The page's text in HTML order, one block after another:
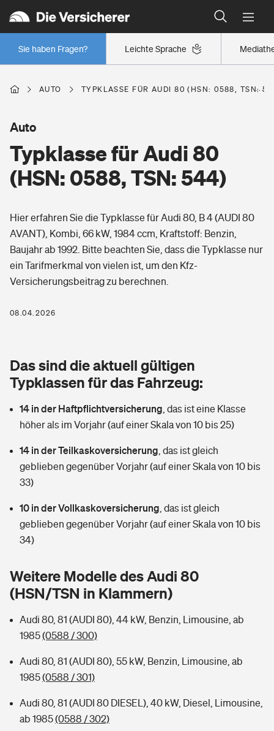
Leichte Sprache
Sie haben Fragen?
Wer versichert was: Jetzt Versicherer finden
Regionalklassen: So ist Ihre Region eingestuft
Wer versichert was: Jetzt Versicherer finden
Berufsunfähigkeitsversicherung
Erwerbsunfähigkeitsversicherung
Grundfähigkeitsversicherung
Arbeitsrechtsschutz
Berufshaftpflichtversicherung
Zur Übersicht
Tools
Wer versichert was: Jetzt Versicherer finden
Sie haben Fragen?
Wohnen
Glasversicherung
Mietkautionsversicherung
Restkreditversicherung
Tools
Hochwasser-Check: Wie gefährdet ist Ihr Haus?
Sie haben Fragen?
Freizeit
Pri­vate Haft­pflicht­
Kinderunfall­ver­si­che­rung
Kinderinvalidität
Reiseversicherung
Hundehalter-Haftpflicht
Handyversicherung
Private Cyberversicherung
Zur Übersicht
Kinderunfall-Check: Mehr Sicherheit für deine Kids
Gesundheit
Private Krankenversicherung
Dread-Disease-Versicherung
Tierkrankenversicherung
Tools
Wer versichert was: Jetzt Versicherer finden
Rentenrechner: Wie viel Geld bekomme ich im Alter?
AUTO TYPKLASSE FÜR AUDI 80 (HSN: 0588, TSN:
Typklasse für Audi 80
(HSN: 0588, TSN: 544)
Auto
Hier erfahren Sie die Typklasse für Audi 80, B 4 (AUDI 80
AVANT), Kombi, 66 kW, 1984 ccm, Kraftstoff: Benzin,
Baujahr ab 1992. Bitte beachten Sie, dass die Typklasse nur
ein Tarifmerkmal von vielen ist, um den Kfz-
Versicherungsbeitrag zu berechnen.
08.04.2026
Das sind die aktuell gültigen
Typklassen für das Fahrzeug:
14 in der Haftpflichtversicherung das ist eine Klasse
höher als im Vorjahr (auf einer Skala von 10 bis 25)
14 in der Teilkaskoversicherung das ist gleich
geblieben gegenüber Vorjahr (auf einer Skala von 10 bis
33)
10 in der Vollkaskoversicherung das ist gleich
geblieben gegenüber Vorjahr (auf einer Skala von 10 bis
34)
Weitere Modelle des Audi 80
(HSN/TSN in Klammern)
Audi 80, 81 (AUDI 80), 44 kW, Benzin, Limousine, ab
1985(0588 / 300)
Audi 80, 81 (AUDI 80), 55 kW, Benzin, Limousine, ab
1985(0588 / 301)
Audi 80, 81 (AUDI 80 DIESEL), 40 kW, Diesel, Limousine,
ab 1985(0588 / 302)